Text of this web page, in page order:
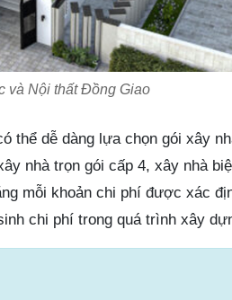
và Nội thất Đồng Giao
thể dễ dàng lựa chọn gói xây
nhà trọn gói cấp 4, xây nhà
mỗi khoản chi phí được xác
chi phí trong quá trình xây